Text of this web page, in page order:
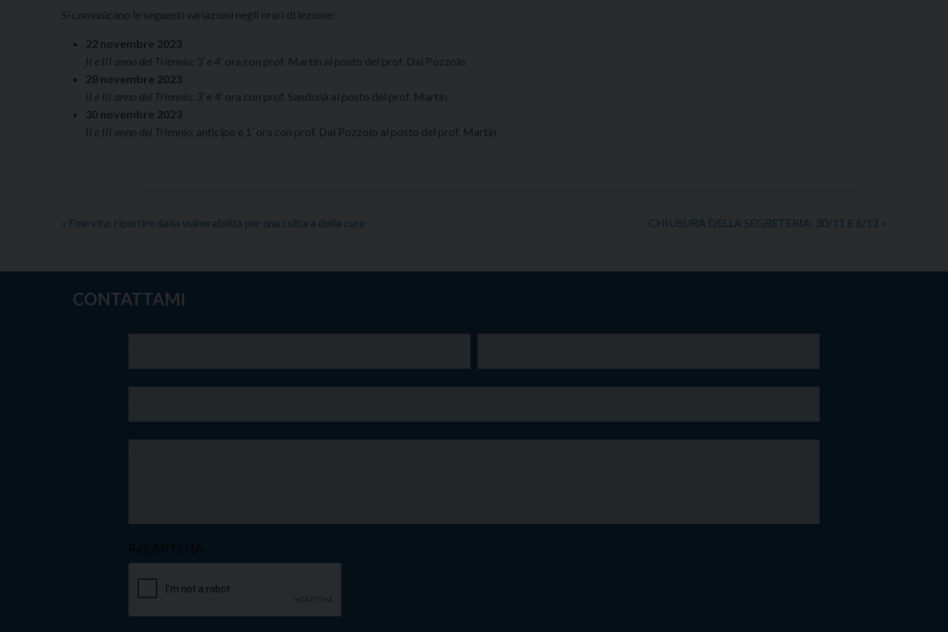
Si comunicano le seguenti variazioni negli orari di lezione:
22 novembre 2023
II e III anno del Triennio: 3′ e 4′ ora con prof. Martin al posto del prof. Dal Pozzolo
28 novembre 2023
II e III anno del Triennio: 3′ e 4′ ora con prof. Sandonà al posto del prof. Martin
30 novembre 2023
II e III anno del Triennio: anticipo e 1′ ora con prof. Dal Pozzolo al posto del prof. Martin
« Fine vita: ripartire dalla vulnerabilità per una cultura della cura CHIUSURA DELLA SEGRETERIA: 30/11 E 6/12 »
CONTATTAMI